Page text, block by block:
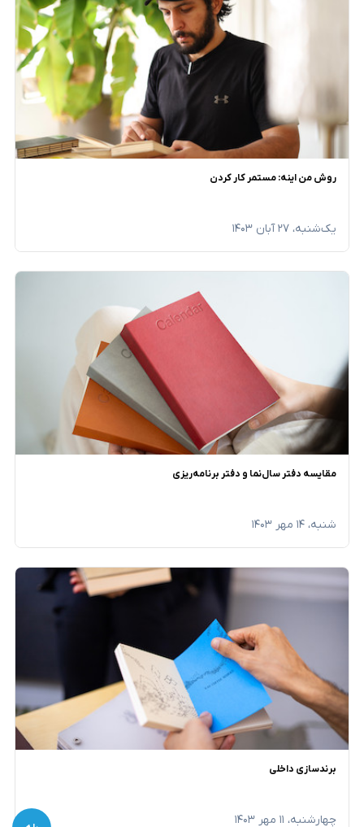
روش من اینه: مستمر کار کردن
یک‌شنبه، ۲۷ آبان ۱۴۰۳
مقایسه دفتر سال‌نما و دفتر برنامه‌ریزی
شنبه، ۱۴ مهر ۱۴۰۳
برندسازی داخلی
چهارشنبه، ۱۱ مهر ۱۴۰۳